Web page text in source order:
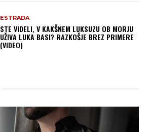
ESTRADA
STE VIDELI, V KAKŠNEM LUKSUZU OB MORJU
UŽIVA LUKA BASI? RAZKOŠJE BREZ PRIMERE
(VIDEO)